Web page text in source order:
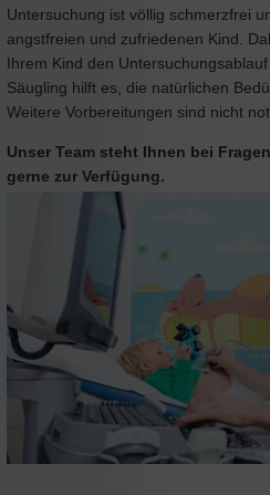
Untersuchung ist völlig schmerzfrei
angstfreien und zufriedenen Kind.
Ihrem Kind den
Säugling hilft es, die natürlichen
Weitere Vorbereitungen sind nicht
Unser Team steht Ihnen bei
gerne zur Verfügung.